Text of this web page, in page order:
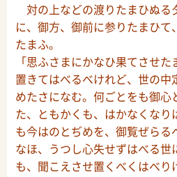
対の上などの渡りたまひぬる
に、御方、御前に参りたまひ
たまふ。
「思ふさまにかなひ果てさせ
置きてはべるべけれど、世の中
めたさになむ。何ごとをも御
た、ともかくも、はかなくな
も今はのとぢめを、御覧ぜらる
なほ、うつし心失せずはべる世
も、聞こえさせ置くべくはべり